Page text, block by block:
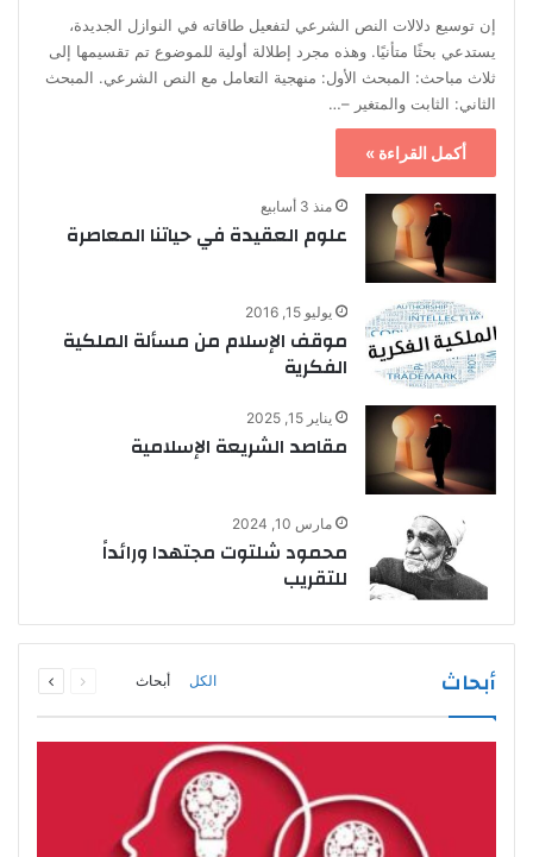
إن توسيع دلالات النص الشرعي لتفعيل طاقاته في النوازل الجديدة،
يستدعي بحثًا متأنيًا. وهذه مجرد إطلالة أولية للموضوع تم تقسيمها إلى
ثلاث مباحث: المبحث الأول: منهجية التعامل مع النص الشرعي. المبحث
الثاني: الثابت والمتغير –…
أكمل القراءة »
منذ 3 أسابيع
علوم العقيدة في حياتنا المعاصرة
يوليو 15, 2016
موقف الإسلام من مسألة الملكية
الفكرية
يناير 15, 2025
مقاصد الشريعة الإسلامية
مارس 10, 2024
محمود شلتوت مجتهدا ورائداً
للتقريب
أبحاث الكل أبحاث
الصفحة